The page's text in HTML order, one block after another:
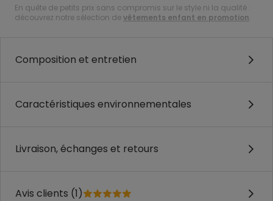
En quête de petits prix sans compromis sur le style ni la qualité :
découvrez notre sélection devêtements enfant en promotion.
Composition et entretien
Caractéristiques environnementales
Livraison, échanges et retours
Avis clients (1)